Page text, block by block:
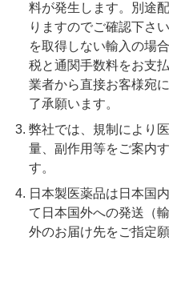
料が発生します。別途
りますのでご確認下さ
を取得しない輸入の場
税と通関手数料をお支
業者から直接お客様宛
了承願います。
弊社では、規制により
量、副作用等をご案内
す。
日本製医薬品は日本国
て日本国外への発送（
外のお届け先をご指定願